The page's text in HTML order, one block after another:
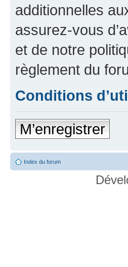
additionnelles
assurez-vous
et de notre
règlement du
Conditions
M’enregistrer
Index du forum